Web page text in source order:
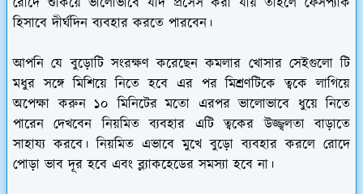
হিসাবে দীর্ঘদিন ব্যবহার করতে পারবেন।
আপনি যে বুড়োটি সংরক্ষণ করেছেন কমলার খোসার সেইগুলো টি
মধুর সঙ্গে মিশিয়ে নিতে হবে এর পর মিশ্রণটিকে ত্বকে লাগিয়ে
অপেক্ষা করুন ১০ মিনিটের মতো এরপর ভালোভাবে ধুয়ে নিতে
পারেন দেখবেন নিয়মিত ব্যবহার এটি ত্বকের উজ্জ্বলতা বাড়াতে
সাহায্য করবে। নিয়মিত এভাবে মুখে বুড়ো ব্যবহার করলে রোদে
পোড়া ভাব দূর হবে এবং ব্ল্যাকহেডের সমস্যা হবে না।